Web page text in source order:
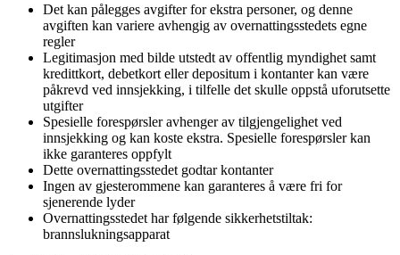
Det kan pålegges avgifter for ekstra personer, og denne
avgiften kan variere avhengig av overnattingsstedets egne
regler
Legitimasjon med bilde utstedt av offentlig myndighet samt
kredittkort, debetkort eller depositum i kontanter kan være
påkrevd ved innsjekking, i tilfelle det skulle oppstå uforutsette
utgifter
Spesielle forespørsler avhenger av tilgjengelighet ved
innsjekking og kan koste ekstra. Spesielle forespørsler kan
ikke garanteres oppfylt
Dette overnattingsstedet godtar kontanter
Ingen av gjesterommene kan garanteres å være fri for
sjenerende lyder
Overnattingsstedet har følgende sikkerhetstiltak:
brannslukningsapparat